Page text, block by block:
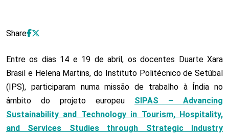
Share
Entre os dias 14 e 19 de abril, os docentes Duarte Xara
Brasil e Helena Martins, do Instituto Politécnico de Setúbal
(IPS), participaram numa missão de trabalho à Índia no
âmbito do projeto europeu SIPAS – Advancing
Sustainability and Technology in Tourism, Hospitality,
and Services Studies through Strategic Industry